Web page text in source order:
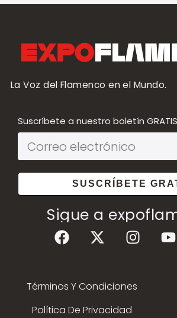
La Voz del Flamenco en el Mundo.
Suscríbete a nuestro boletín GRATIS
SUSCRÍBETE
Sigue a
Términos Y Condiciones
Política De Privacidad